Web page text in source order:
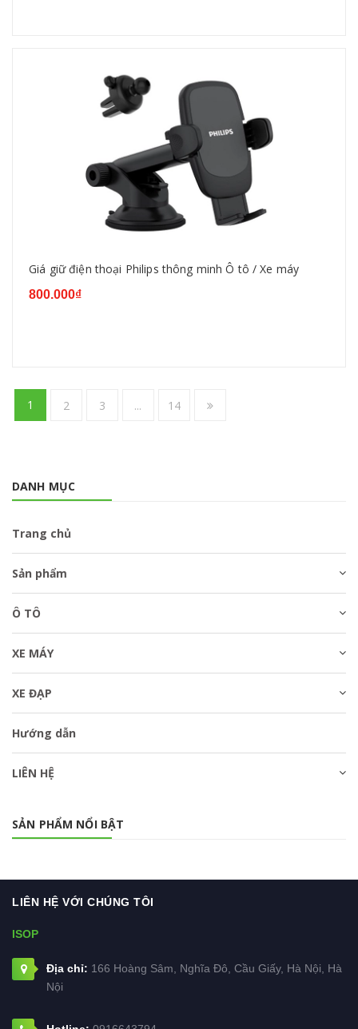
Giá giữ điện thoại Philips thông minh Ô tô / Xe máy
800.000₫
1 2 3 ... 14
DANH MỤC
Trang chủ
Sản phẩm
Ô TÔ
XE MÁY
XE ĐẠP
Hướng dẫn
LIÊN HỆ
SẢN PHẨM NỔI BẬT
LIÊN HỆ VỚI CHÚNG TÔI
ISOP
Địa chỉ: 166 Hoàng Sâm, Nghĩa Đô, Cầu Giấy, Hà Nội, Hà
Nội